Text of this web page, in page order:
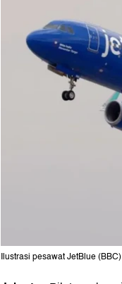
Ilustrasi pesawat JetBlue (BBC)